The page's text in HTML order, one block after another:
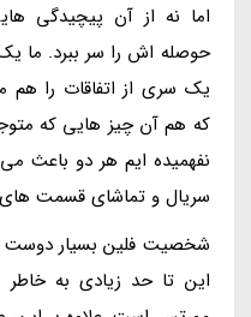
اما نه از آن پیچیدگی
حوصله اش را سر ببرد. ما
یک سری از اتفاقات را
که هم آن چیز هایی که
نفهمیده ایم هر دو باعث
سریال و تماشای قسمت
شخصیت فلین بسیار دوست
این تا حد زیادی به